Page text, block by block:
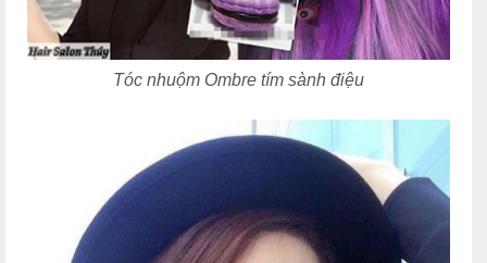
Tóc nhuộm Ombre tím sành điệu